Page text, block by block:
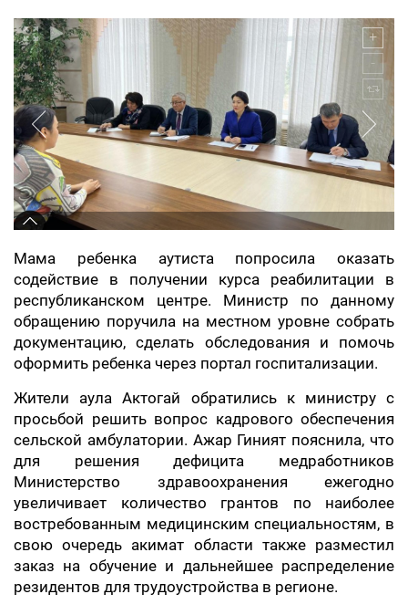
Мама ребенка аутиста попросила оказать
содействие в получении курса реабилитации в
республиканском центре. Министр по данному
обращению поручила на местном уровне собрать
документацию, сделать обследования и помочь
оформить ребенка через портал госпитализации.
Жители аула Актогай обратились к министру с
просьбой решить вопрос кадрового обеспечения
сельской амбулатории. Ажар Гиният пояснила, что
для решения дефицита медработников
Министерство здравоохранения ежегодно
увеличивает количество грантов по наиболее
востребованным медицинским специальностям, в
свою очередь акимат области также разместил
заказ на обучение и дальнейшее распределение
резидентов для трудоустройства в регионе.